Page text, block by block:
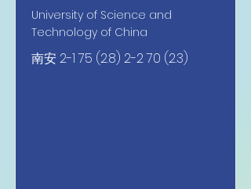
University of Science and
Technology of China
南安2-1 75 (2.8) 2-2 70 (2.3)